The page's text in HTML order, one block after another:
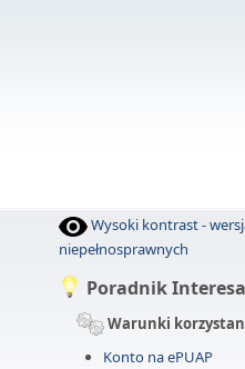
Wysoki kontrast -
niepełnosprawnych
Poradnik
Warunki
Konto na ePUAP